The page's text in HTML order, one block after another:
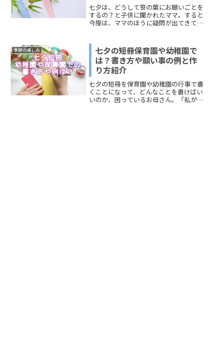
七夕は、どうして笹の葉にお願いごとを
するの？と子供に聞かれたママ。すると
今度は、ママのほうに疑問が出てきてし
は、竹なのかな？ それとも笹なのかな？
そんな具合に考え過ぎて困...
季節の楽しみ
七夕の短冊保育園や幼稚園で
は？書き方や願い事の例と作
り方紹介
七夕の短冊を保育園や幼稚園の行事で書
くことになって、どんなことを書けばい
いのか、困っているお母さん。「私が考